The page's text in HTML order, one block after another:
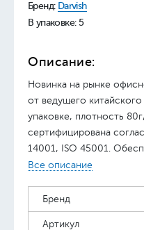
Бренд: Darvish
В упаковке: 5
Описание:
Новинка на рынке
от ведущего
упаковке, плотность
сертифицирована
14001, ISO 45001.
печати на различных
изготовления рабочих
Все описание
Бренд
Артикул